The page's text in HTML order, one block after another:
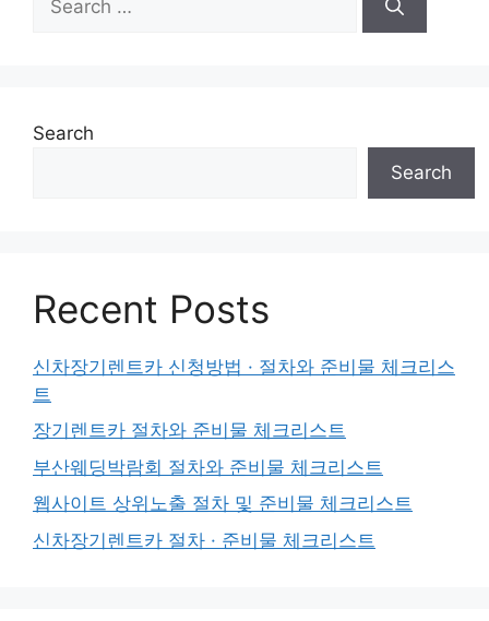
for:
Search
Search
Recent Posts
신차장기렌트카 신청방법 · 절차와 준비물 체크리스
트
장기렌트카 절차와 준비물 체크리스트
부산웨딩박람회 절차와 준비물 체크리스트
웹사이트 상위노출 절차 및 준비물 체크리스트
신차장기렌트카 절차 · 준비물 체크리스트